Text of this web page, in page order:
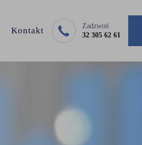
Kontakt
Zadzwoń
32 305 62 61